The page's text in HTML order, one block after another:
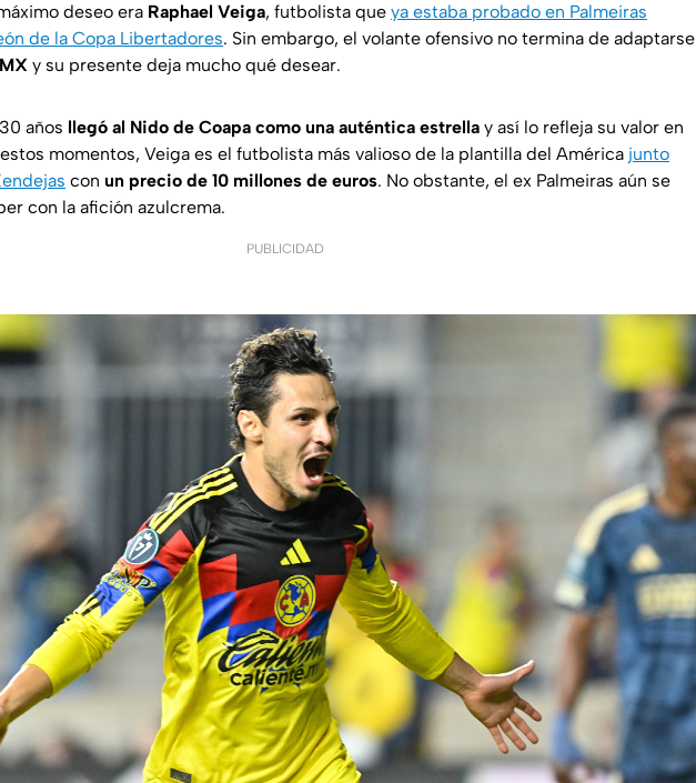
deseo era Raphael Veiga, futbolista que ya estaba probado en Palmeiras
de la Copa Libertadores. Sin embargo, el volante ofensivo no termina de adaptarse
MX y su presente deja mucho qué desear.
años llegó al Nido de Coapa como una auténtica estrella y así lo refleja su valor en
momentos, Veiga es el futbolista más valioso de la plantilla del América junto
con un precio de 10 millones de euros. No obstante, el ex Palmeiras aún se
con la afición azulcrema.
PUBLICIDAD